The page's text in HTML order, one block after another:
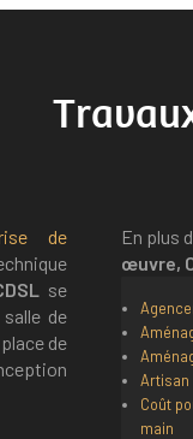
de
se
de
de
En plus
œuvre,
Artisan
Coût
main